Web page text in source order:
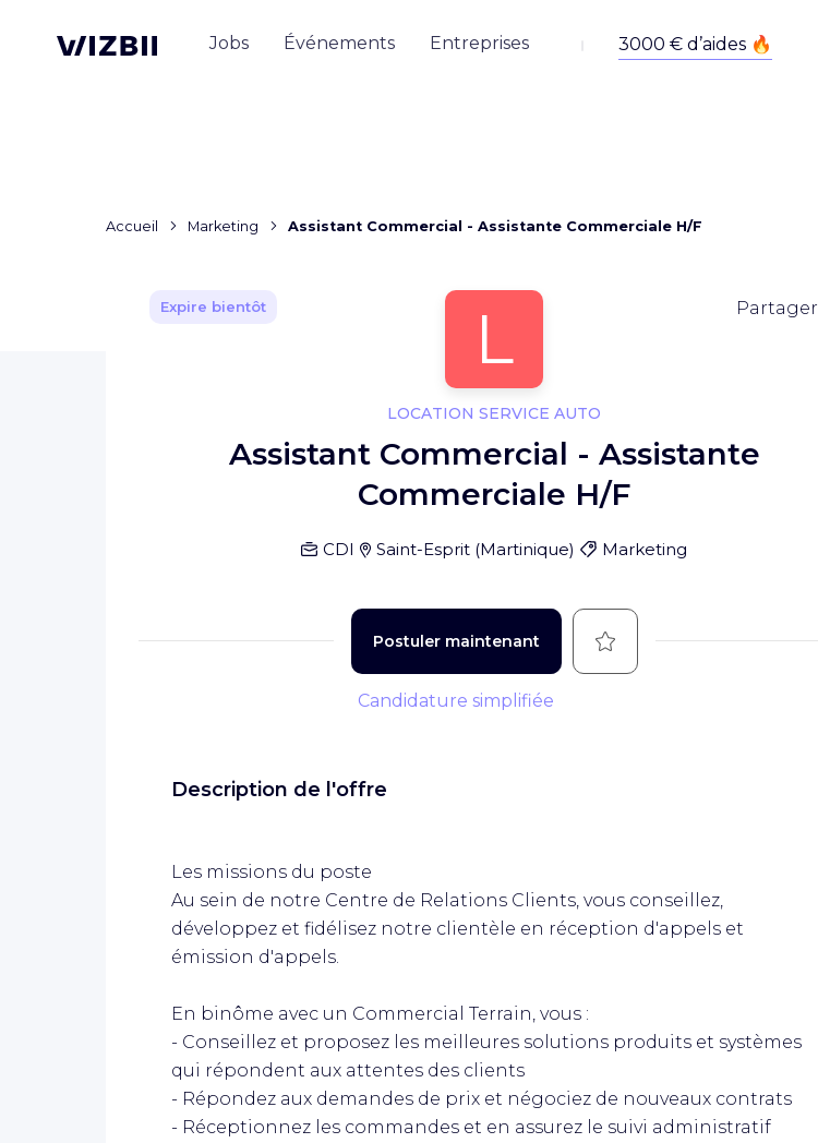
Jobs Événements Entreprises
Accueil Marketing Assistant Commercial - Assistante Commerciale H/F
Expire bientôt L Partager
LOCATION SERVICE AUTO
Assistant Commercial - Assistante
Commerciale H/F
CDI Saint-Esprit (Martinique) Marketing
Postuler maintenant
Candidature simplifiée
Sauvegarder
Description de l'offre
Les missions du poste
Au sein de notre Centre de Relations Clients, vous conseillez,
développez et fidélisez notre clientèle en réception d'appels et
émission d'appels.
En binôme avec un Commercial Terrain, vous :
- Conseillez et proposez les meilleures solutions produits et systèmes
qui répondent aux attentes des clients
- Répondez aux demandes de prix et négociez de nouveaux contrats
- Réceptionnez les commandes et en assurez le suivi administratif